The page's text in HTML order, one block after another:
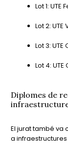
Lot 1:
Lot 2:
Lot 3:
Lot 4:
Diplomes de
El jurat també va
a